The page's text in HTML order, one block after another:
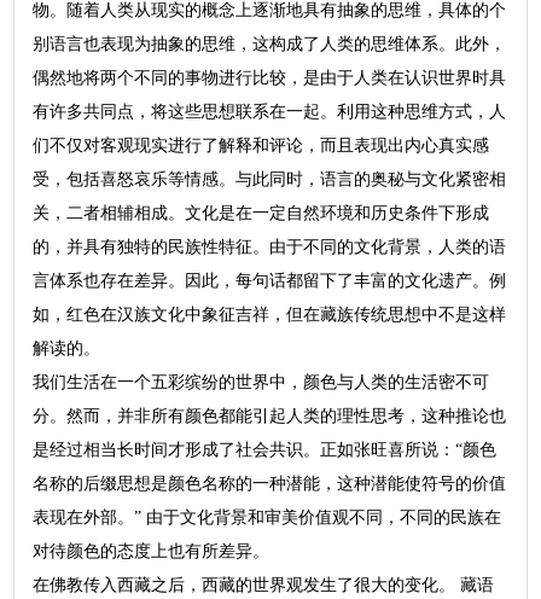
物。随着人类从现实的概念上逐渐地具有抽象的思维，具体的个
别语言也表现为抽象的思维，这构成了人类的思维体系。此外，
偶然地将两个不同的事物进行比较，是由于人类在认识世界时具
有许多共同点，将这些思想联系在一起。利用这种思维方式，人
们不仅对客观现实进行了解释和评论，而且表现出内心真实感
受，包括喜怒哀乐等情感。与此同时，语言的奥秘与文化紧密相
关，二者相辅相成。文化是在一定自然环境和历史条件下形成
的，并具有独特的民族性特征。由于不同的文化背景，人类的语
言体系也存在差异。因此，每句话都留下了丰富的文化遗产。例
如，红色在汉族文化中象征吉祥，但在藏族传统思想中不是这样
解读的。
我们生活在一个五彩缤纷的世界中，颜色与人类的生活密不可
分。然而，并非所有颜色都能引起人类的理性思考，这种推论也
是经过相当长时间才形成了社会共识。正如张旺喜所说：“颜色
名称的后缀思想是颜色名称的一种潜能，这种潜能使符号的价值
表现在外部。” 由于文化背景和审美价值观不同，不同的民族在
对待颜色的态度上也有所差异。
在佛教传入西藏之后，西藏的世界观发生了很大的变化。 藏语